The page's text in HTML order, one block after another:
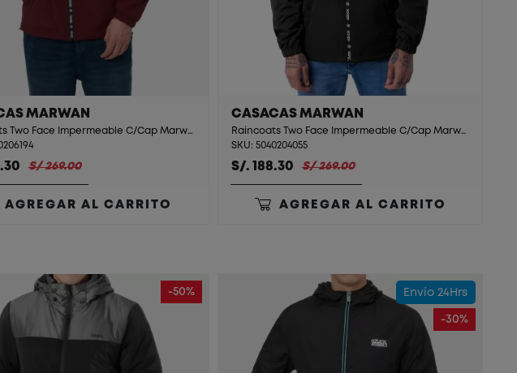
MARWAN
Raincoats Two Face Impermeable C/Cap Marwan Burgundy
S/ 269.00
AGREGAR AL CARRITO
CASACAS MARWAN
Raincoats Two Face Impermeable C/Cap Marwan Black/Charcoal
SKU: 5040204055
S/. 188.30 S/ 269.00
AGREGAR AL CARRITO
-50% Envío 24Hrs
-30%